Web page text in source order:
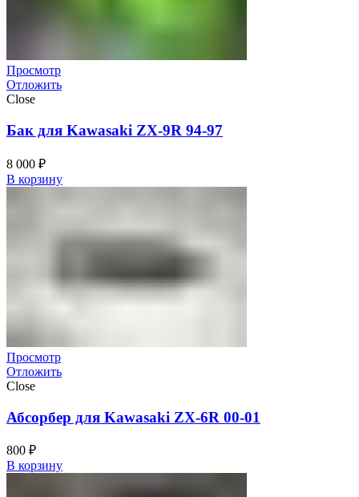
Просмотр
Отложить
Close
Бак для Kawasaki ZX-9R 94-97
8 000 ₽
В корзину
Просмотр
Отложить
Close
Абсорбер для Kawasaki ZX-6R 00-01
800 ₽
В корзину